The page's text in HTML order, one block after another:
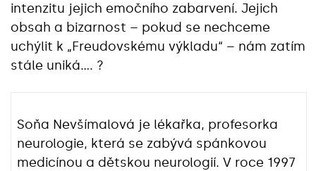
intenzitu jejich emočního zabarvení. Jejich
obsah a bizarnost – pokud se nechceme
uchýlit k „Freudovskému výkladu“ – nám zatím
stále uniká…. ?
Soňa Nevšímalová je lékařka, profesorka
neurologie, která se zabývá spánkovou
medicínou a dětskou neurologií. V roce 1997